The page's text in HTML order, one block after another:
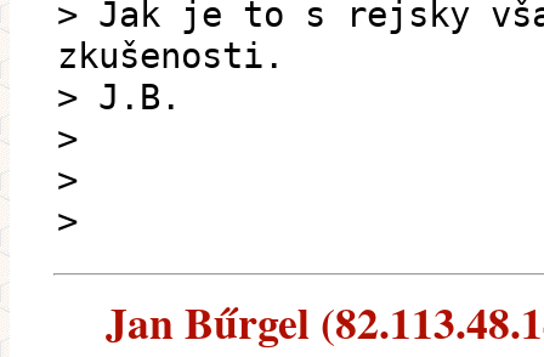
> Jak je to s rejsky
zkušenosti.
> J.B.
>
>
>
Jan Bűrgel